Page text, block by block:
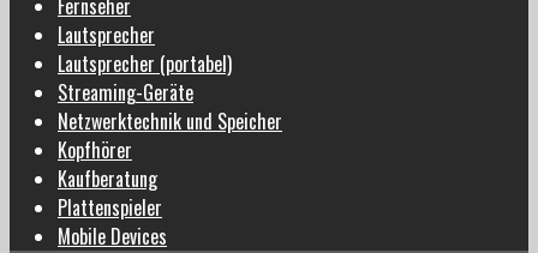
Fernseher
Lautsprecher
Lautsprecher (portabel)
Streaming-Geräte
Netzwerktechnik und Speicher
Kopfhörer
Kaufberatung
Plattenspieler
Mobile Devices